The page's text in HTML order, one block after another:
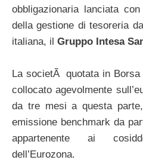
obbligazionaria lanciata
della gestione di tesoreria
italiana, il Gruppo Intesa
La societÃ quotata in Borsa
collocato agevolmente
da tre mesi a questa
emissione benchmark da
appartenente ai
dell’Eurozona.